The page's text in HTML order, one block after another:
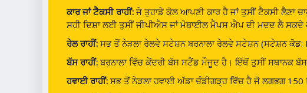
ਕਾਰ ਜਾਂ ਟੈਕਸੀ ਰਾਹੀਂ: ਜੇ ਤੁਹਾਡੇ ਕੋਲ ਆਪਣੀ ਕਾਰ ਹੈ ਜਾਂ ਤੁਸੀਂ ਟੈਕਸੀ ਲੈਣਾ
ਸਹੀ ਦਿਸ਼ਾ ਲਈ ਤੁਸੀਂ ਜੀਪੀਐਸ ਜਾਂ ਮੋਬਾਈਲ ਮੈਪਸ ਐਪ ਦੀ ਮਦਦ ਲੈ
ਰੇਲ ਰਾਹੀਂ: ਸਭ ਤੋਂ ਨੇੜਲਾ ਰੇਲਵੇ ਸਟੇਸ਼ਨ ਬਰਨਾਲਾ ਰੇਲਵੇ ਸਟੇਸ਼ਨ (ਸਟੇਸ਼ਨ
ਬੱਸ ਰਾਹੀਂ: ਬਰਨਾਲਾ ਵਿੱਚ ਕੇਂਦਰੀ ਬੱਸ ਸਟੈਂਡ ਮੌਜੂਦ ਹੈ। ਇੱਥੋਂ ਤੁਸੀਂ ਸਥਾਨਕ
ਹਵਾਈ ਰਾਹੀਂ: ਸਭ ਤੋਂ ਨੇੜਲਾ ਹਵਾਈ ਅੱਡਾ ਚੰਡੀਗੜ੍ਹ ਵਿੱਚ ਹੈ ਜੋ ਲਗਭਗ